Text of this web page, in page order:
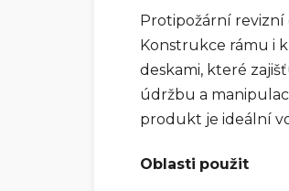
Protipožární revizní
Konstrukce rámu i
deskami, které
údržbu a
produkt je ideální
Oblasti použit